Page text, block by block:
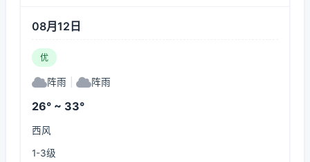
08月12日
优
阵雨 阵雨
26° ~ 33°
西风
1-3级